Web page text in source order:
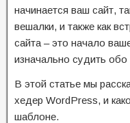
начинается ваш сайт,
вешалки, и также как
сайта – это начало
изначально судить
В этой статье мы
хедер WordPress, и
шаблоне.